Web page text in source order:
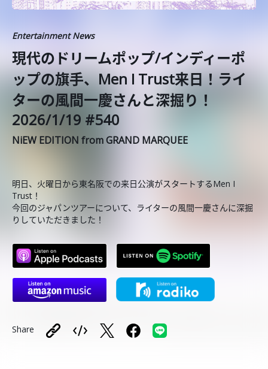
Entertainment News
️現代のドリームポップ/インディーポ
ップの旗手、Men I Trust来日！ライ
ターの風間一慶さんと深掘り！
2026/1/19 #540
NiEW EDITION from GRAND MARQUEE
明日、火曜日から東名阪での来日公演がスタートするMen I
Trust！
今回のジャパンツアーについて、ライターの風間一慶さんに深掘
りしていただきました！
Share